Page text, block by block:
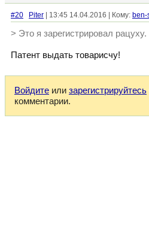
#20 Piter | 13:45 14.04.2016 | Кому: ben-
> Это я зарегистрировал рацуху.
Патент выдать товарисчу!
Войдите или зарегистрируйтесь
комментарии.